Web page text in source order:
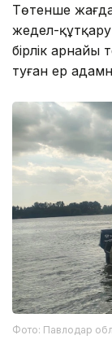
Төтенше
жедел-
бірлік
туған ер
Фото: Павлодар